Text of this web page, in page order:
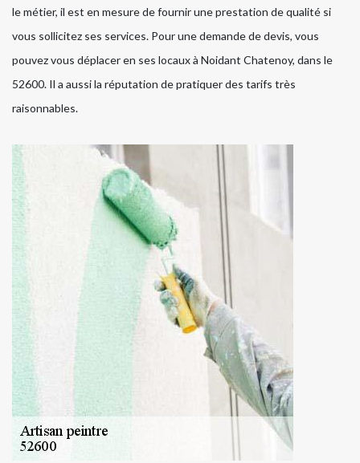
le métier, il est en mesure de fournir une prestation de qualité si
vous sollicitez ses services. Pour une demande de devis, vous
pouvez vous déplacer en ses locaux à Noidant Chatenoy, dans le
52600. Il a aussi la réputation de pratiquer des tarifs très
raisonnables.